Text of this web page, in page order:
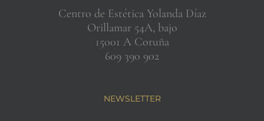
Centro de Estética Yolanda Díaz
Orillamar 54A, bajo
15001 A Coruña
609 390 902
NEWSLETTER